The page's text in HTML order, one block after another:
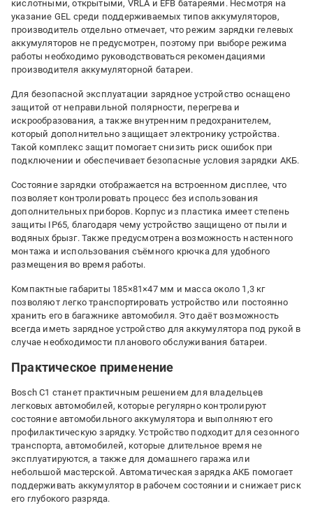
кислотными, открытыми, VRLA и EFB батареями. Несмотря на
указание GEL среди поддерживаемых типов аккумуляторов,
производитель отдельно отмечает, что режим зарядки гелевых
аккумуляторов не предусмотрен, поэтому при выборе режима
работы необходимо руководствоваться рекомендациями
производителя аккумуляторной батареи.
Для безопасной эксплуатации зарядное устройство оснащено
защитой от неправильной полярности, перегрева и
искрообразования, а также внутренним предохранителем,
который дополнительно защищает электронику устройства.
Такой комплекс защит помогает снизить риск ошибок при
подключении и обеспечивает безопасные условия зарядки АКБ.
Состояние зарядки отображается на встроенном дисплее, что
позволяет контролировать процесс без использования
дополнительных приборов. Корпус из пластика имеет степень
защиты IP65, благодаря чему устройство защищено от пыли и
водяных брызг. Также предусмотрена возможность настенного
монтажа и использования съёмного крючка для удобного
размещения во время работы.
Компактные габариты 185×81×47 мм и масса около 1,3 кг
позволяют легко транспортировать устройство или постоянно
хранить его в багажнике автомобиля. Это даёт возможность
всегда иметь зарядное устройство для аккумулятора под рукой в
случае необходимости планового обслуживания батареи.
Практическое применение
Bosch C1 станет практичным решением для владельцев
легковых автомобилей, которые регулярно контролируют
состояние автомобильного аккумулятора и выполняют его
профилактическую зарядку. Устройство подходит для сезонного
транспорта, автомобилей, которые длительное время не
эксплуатируются, а также для домашнего гаража или
небольшой мастерской. Автоматическая зарядка АКБ помогает
поддерживать аккумулятор в рабочем состоянии и снижает риск
его глубокого разряда.